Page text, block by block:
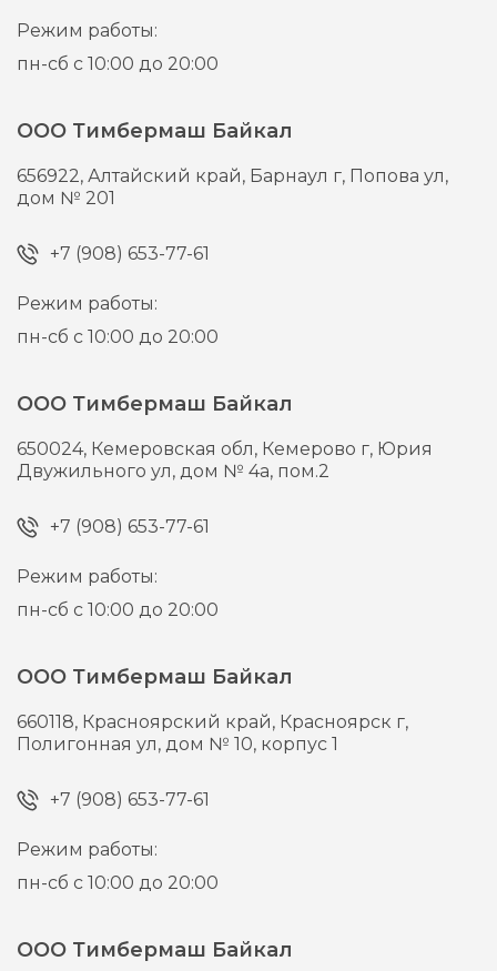
Режим работы:
пн-сб с 10:00 до 20:00
ООО Тимбермаш Байкал
656922,Алтайский край, Барнаул г, Попова ул,
дом № 201
+7 (908) 653-77-61
Режим работы:
пн-сб с 10:00 до 20:00
ООО Тимбермаш Байкал
650024, Кемеровская обл, Кемерово г, Юрия
Двужильного ул, дом № 4а, пом.2
+7 (908) 653-77-61
Режим работы:
пн-сб с 10:00 до 20:00
ООО Тимбермаш Байкал
660118, Красноярский край, Красноярск г,
Полигонная ул, дом № 10, корпус 1
+7 (908) 653-77-61
Режим работы:
пн-сб с 10:00 до 20:00
ООО Тимбермаш Байкал